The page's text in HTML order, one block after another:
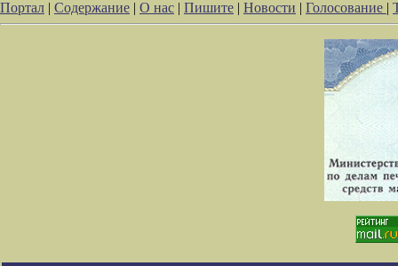
Портал | Содержание | О нас | Пишите | Новости | Голосование |